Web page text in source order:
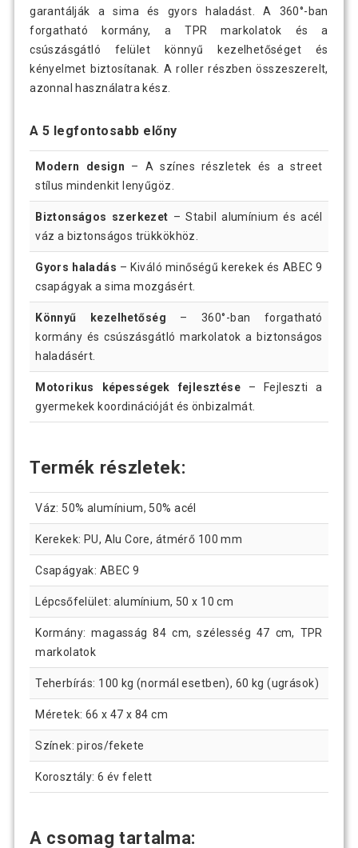
garantálják a sima és gyors haladást. A 360°-ban
forgatható kormány, a TPR markolatok és a
csúszásgátló felület könnyű kezelhetőséget és
kényelmet biztosítanak. A roller részben összeszerelt,
azonnal használatra kész.
A 5 legfontosabb előny
Modern design – A színes részletek és a street
stílus mindenkit lenyűgöz.
Biztonságos szerkezet – Stabil alumínium és acél
váz a biztonságos trükkökhöz.
Gyors haladás – Kiváló minőségű kerekek és ABEC 9
csapágyak a sima mozgásért.
Könnyű kezelhetőség – 360°-ban forgatható
kormány és csúszásgátló markolatok a biztonságos
haladásért.
Motorikus képességek fejlesztése – Fejleszti a
gyermekek koordinációját és önbizalmát.
Termék részletek:
Váz: 50% alumínium, 50% acél
Kerekek: PU, Alu Core, átmérő 100 mm
Csapágyak: ABEC 9
Lépcsőfelület: alumínium, 50 x 10 cm
Kormány: magasság 84 cm, szélesség 47 cm, TPR
markolatok
Teherbírás: 100 kg (normál esetben), 60 kg (ugrások)
Méretek: 66 x 47 x 84 cm
Színek: piros/fekete
Korosztály: 6 év felett
A csomag tartalma: